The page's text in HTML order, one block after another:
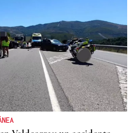
Legal de Ceuta recibe los
fallecidos